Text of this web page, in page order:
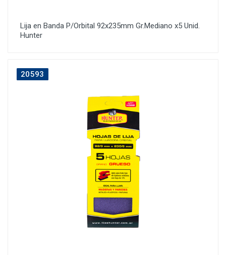
Lija en Banda P/Orbital 92x235mm Gr.Mediano x5 Unid.
Hunter
20593